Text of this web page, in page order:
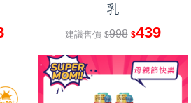
乳
建議售價 $998 $439